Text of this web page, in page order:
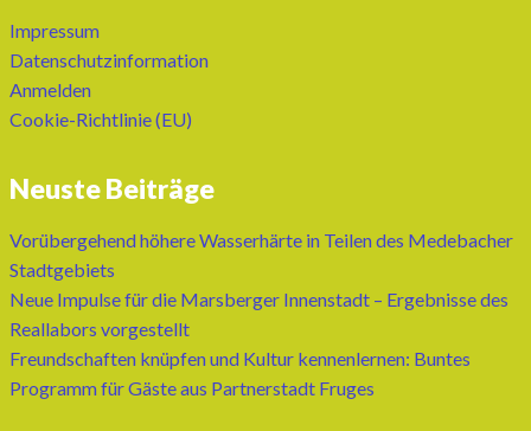
Impressum
Datenschutzinformation
Anmelden
Cookie-Richtlinie (EU)
Neuste Beiträge
Vorübergehend höhere Wasserhärte in Teilen des Medebacher
Stadtgebiets
Neue Impulse für die Marsberger Innenstadt – Ergebnisse des
Reallabors vorgestellt
Freundschaften knüpfen und Kultur kennenlernen: Buntes
Programm für Gäste aus Partnerstadt Fruges